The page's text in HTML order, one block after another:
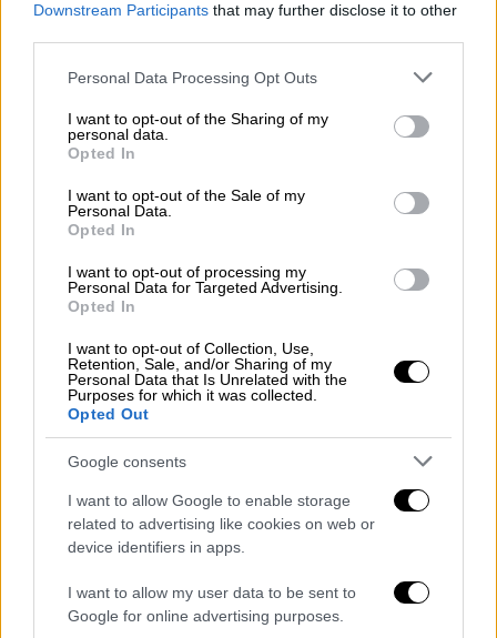
Downstream Participants that may further disclose it to other
Please note that this website/app uses one or more Google
not limited to your visit or usage behaviour. You may click to
grant or deny consent to Google and its third-party tags to
use your data for below specified purposes in below Google
consent section.
Personal Data Processing Opt Outs
I want to opt-out of the Sharing of my
personal data.
Opted In
I want to opt-out of the Sale of my
Personal Data.
Opted In
I want to opt-out of processing my
Personal Data for Targeted Advertising.
Opted In
I want to opt-out of Collection, Use,
Retention, Sale, and/or Sharing of my
Personal Data that Is Unrelated with the
Purposes for which it was collected.
Opted Out
Google consents
I want to allow Google to enable storage
related to advertising like cookies on web or
device identifiers in apps.
I want to allow my user data to be sent to
Google for online advertising purposes.
Καλιγούλας: διεστραμμένος, τύραννος
αυτοκράτορας ή απλώς
κακοσυστημένος από τους εχθρούς του;
Kάπως έπρεπε να θολώσουν τα νερά της
και τύραννος» ο Αυτοκράτορας και να το
άλλοθι για τους επόμενους.